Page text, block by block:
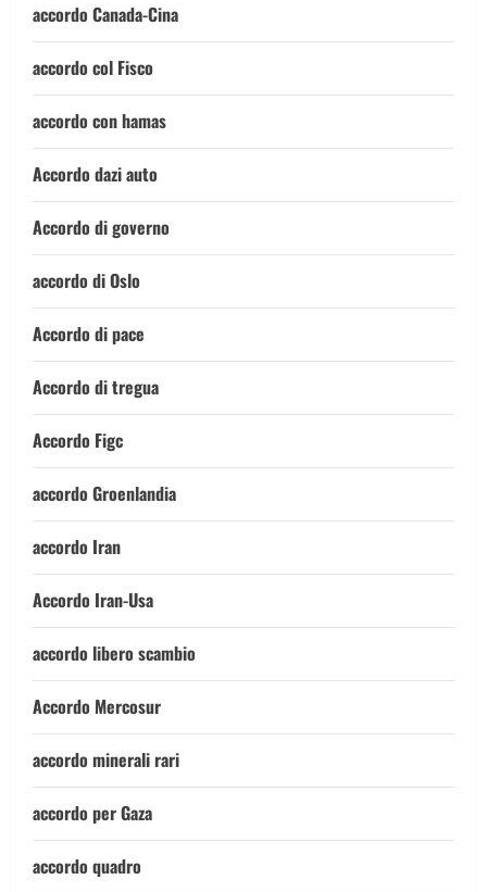
accordo Canada-Cina
accordo col Fisco
accordo con hamas
Accordo dazi auto
Accordo di governo
accordo di Oslo
Accordo di pace
Accordo di tregua
Accordo Figc
accordo Groenlandia
accordo Iran
Accordo Iran-Usa
accordo libero scambio
Accordo Mercosur
accordo minerali rari
accordo per Gaza
accordo quadro